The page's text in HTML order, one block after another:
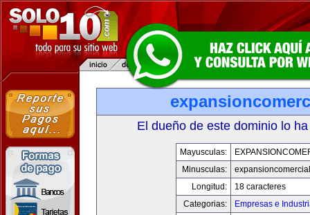
El dueño de este dominio lo
Mayusculas:
Minusculas:
Longitud:
18 caracteres
Categorias:
Empresas e